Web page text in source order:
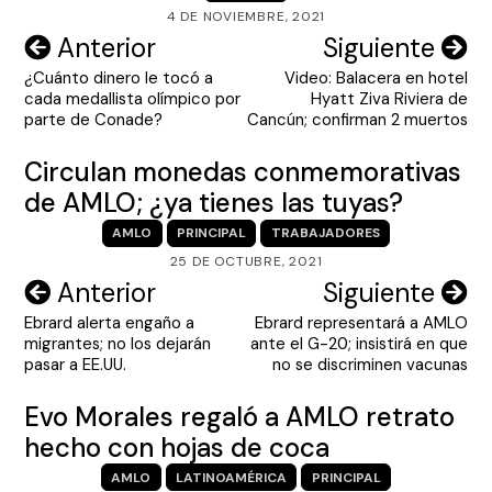
4 DE NOVIEMBRE, 2021
Navegación
de
entradas
Anterior
¿Cuánto dinero le tocó a
cada medallista olímpico por
parte de Conade?
Siguiente
Video: Balacera en hotel
Hyatt Ziva Riviera de
Cancún; confirman 2 muertos
Circulan monedas conmemorativas
de AMLO; ¿ya tienes las tuyas?
AMLO PRINCIPAL
TRABAJADORES
25 DE OCTUBRE, 2021
Navegación
de
entradas
Anterior
Ebrard alerta engaño a
migrantes; no los dejarán
pasar a EE.UU.
Siguiente
Ebrard representará a AMLO
ante el G-20; insistirá en que
no se discriminen vacunas
Evo Morales regaló a AMLO retrato
hecho con hojas de coca
AMLO LATINOAMÉRICA PRINCIPAL